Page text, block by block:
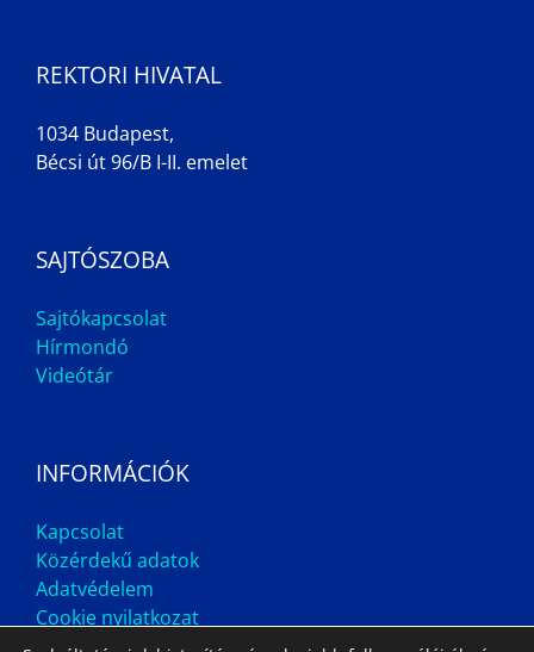
REKTORI HIVATAL
1034 Budapest,
Bécsi út 96/B I-II. emelet
SAJTÓSZOBA
Sajtókapcsolat
Hírmondó
Videótár
INFORMÁCIÓK
Kapcsolat
Közérdekű adatok
Adatvédelem
Cookie nyilatkozat